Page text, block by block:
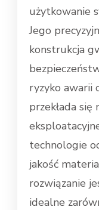
użytkowanie
Jego
konstrukcja
ryzyko awarii
przekłada się
technologie
jakość
rozwiązanie
idealne